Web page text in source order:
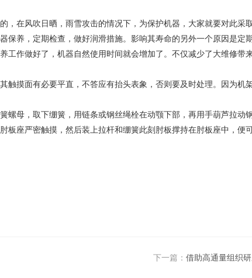
风吹日晒，雨雪攻击的情况下，为保护机器，大家就要对此采
养，定期检查，做好润滑措施。影响其寿命的另外一个原因是定
作做好了，机器自然使用时间就会增加了。不仅减少了大维修带
摸面有必要平直，不答应有抬头表象，否则要及时处理。因为机
母，取下绷簧，用链条或钢丝绳栓在动颚下部，再用手葫芦拉动
座严密触摸，然后装上拉杆和绷簧此刻肘板撑持在肘板座中，便可
下一篇： 借助高通量组织